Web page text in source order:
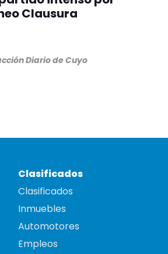
Clausura
Diario de Cuyo
Clasificados
Clasificados
Inmuebles
Automotores
Empleos